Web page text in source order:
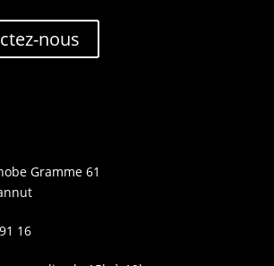
nous
Gramme 61
16